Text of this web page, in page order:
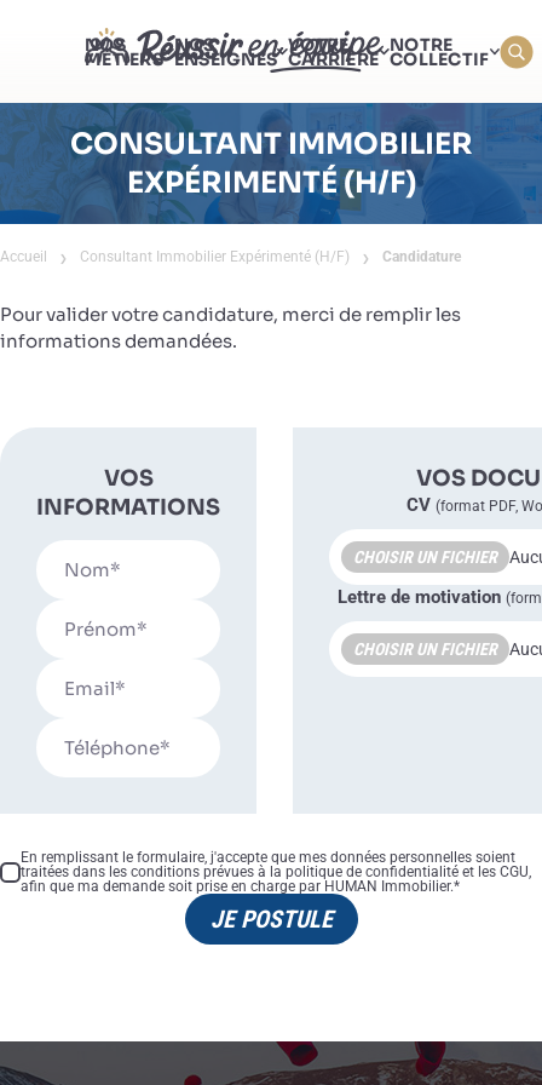
NOS
MÉTIERS
NOS
ENSEIGNES
VOTRE
CARRIÈRE
NOTRE
COLLECTIF
CONSULTANT IMMOBILIER
EXPÉRIMENTÉ (H/F)
Accueil Consultant Immobilier Expérimenté (H/F) Candidature
Pour valider votre candidature, merci de remplir les
informations demandées.
VOS
INFORMATIONS
VOS
CV (format PDF,
CHOISIR UN FICHIER
Lettre de motivation
CHOISIR UN FICHIER
En remplissant le formulaire, j'accepte que mes données personnelles soient
traitées dans les conditions prévues à la politique de confidentialité et les CGU,
afin que ma demande soit prise en charge par HUMAN Immobilier.*
JE POSTULE